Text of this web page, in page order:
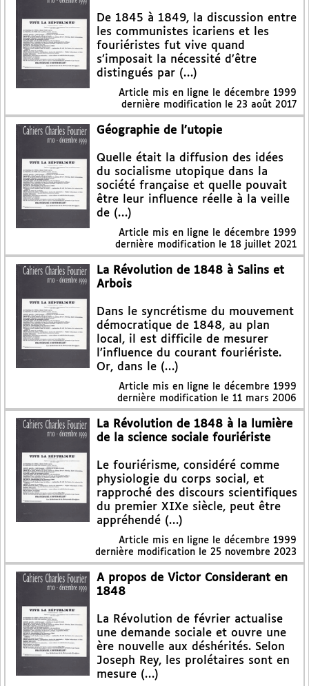
De 1845 à 1849, la discussion entre
les communistes icariens et les
fouriéristes fut vive quand
s’imposait la nécessité d’être
distingués par (…)
Article mis en ligne le décembre 1999
dernière modification le 23 août 2017
Géographie de l’utopie
Quelle était la diffusion des idées
du socialisme utopique dans la
société française et quelle pouvait
être leur influence réelle à la veille
de (…)
Article mis en ligne le décembre 1999
dernière modification le 18 juillet 2021
La Révolution de 1848 à Salins et
Arbois
Dans le syncrétisme du mouvement
démocratique de 1848, au plan
local, il est difficile de mesurer
l’influence du courant fouriériste.
Or, dans le (…)
Article mis en ligne le décembre 1999
dernière modification le 11 mars 2006
La Révolution de 1848 à la lumière
de la science sociale fouriériste
Le fouriérisme, considéré comme
physiologie du corps social, et
rapproché des discours scientifiques
du premier XIXe siècle, peut être
appréhendé (…)
Article mis en ligne le décembre 1999
dernière modification le 25 novembre 2023
A propos de Victor Considerant en
1848
La Révolution de février actualise
une demande sociale et ouvre une
ère nouvelle aux déshérités. Selon
Joseph Rey, les prolétaires sont en
mesure (…)